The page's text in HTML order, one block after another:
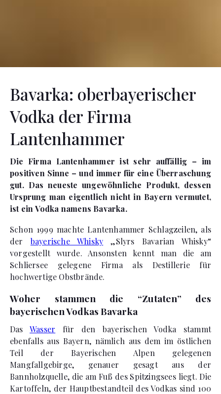
Bavarka: oberbayerischer
Vodka der Firma
Lantenhammer
Die Firma Lantenhammer ist sehr auffällig – im
positiven Sinne – und immer für eine Überraschung
gut. Das neueste ungewöhnliche Produkt, dessen
Ursprung man eigentlich nicht in Bayern vermutet,
ist ein Vodka namens Bavarka.
Schon 1999 machte Lantenhammer Schlagzeilen, als
der bayerische Whisky „Slyrs Bavarian Whisky“
vorgestellt wurde. Ansonsten kennt man die am
Schliersee gelegene Firma als Destillerie für
hochwertige Obstbrände.
Woher stammen die “Zutaten” des
bayerischen Vodkas Bavarka
DasWasser für den bayerischen Vodka stammt
ebenfalls aus Bayern, nämlich aus dem im östlichen
Teil der Bayerischen Alpen gelegenen
Mangfallgebirge, genauer gesagt aus der
Bannholzquelle, die am Fuß des Spitzingsees liegt. Die
Kartoffeln, der Hauptbestandteil des Vodkas sind 100